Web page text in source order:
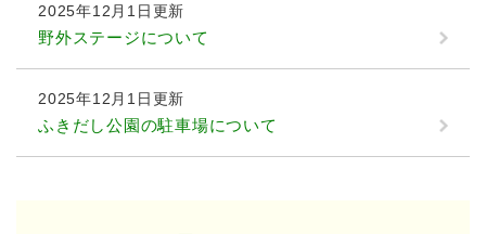
2025年12月1日更新
野外ステージについて
2025年12月1日更新
ふきだし公園の駐車場について